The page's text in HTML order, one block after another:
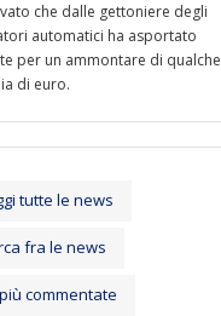
che dalle gettoniere degli
automatici ha asportato
per un ammontare di qualche
di euro.
tutte le news
fra le news
commentate